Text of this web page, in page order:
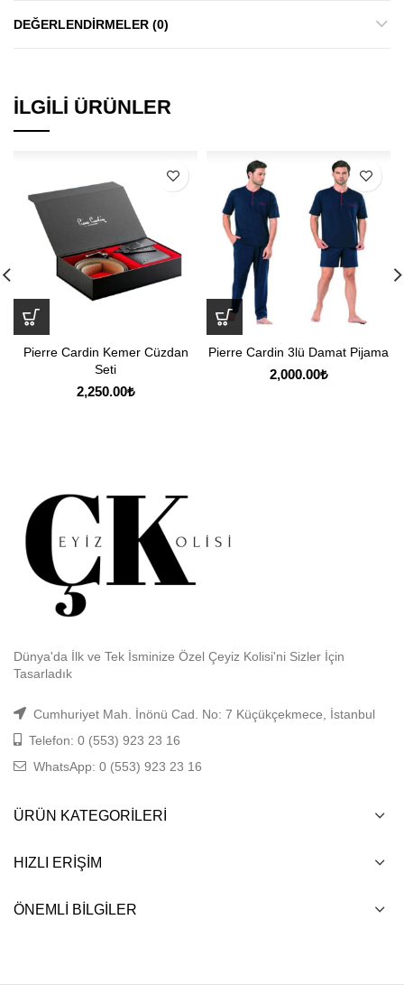
DEĞERLENDIRMELER (0)
İLGILI ÜRÜNLER
Pierre Cardin Kemer Cüzdan
Seti
2,250.00₺
Pierre Cardin 3lü Damat Pijama
2,000.00₺
Dünya'da İlk ve Tek İsminize Özel Çeyiz Kolisi'ni Sizler İçin
Tasarladık
Cumhuriyet Mah. İnönü Cad. No: 7 Küçükçekmece, İstanbul
Telefon: 0 (553) 923 23 16
WhatsApp: 0 (553) 923 23 16
ÜRÜN KATEGORILERI
HIZLI ERIŞIM
ÖNEMLI BILGILER